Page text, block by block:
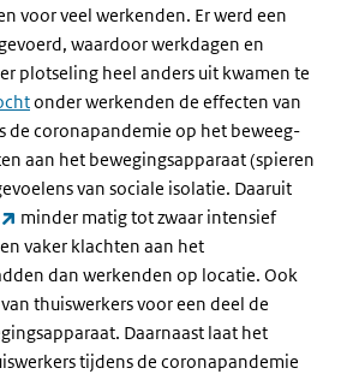
voor veel werkenden. Er werd een
waardoor werkdagen en
plotseling heel anders uit kwamen te
onder werkenden de effecten van
de coronapandemie op het beweeg-
aan het bewegingsapparaat (spieren
van sociale isolatie. Daaruit
(externe link)
minder matig tot zwaar intensief
vaker klachten aan het
dan werkenden op locatie. Ook
thuiswerkers voor een deel de
Daarnaast laat het
tijdens de coronapandemie